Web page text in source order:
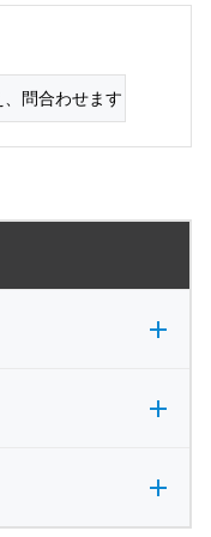
、問合わせます